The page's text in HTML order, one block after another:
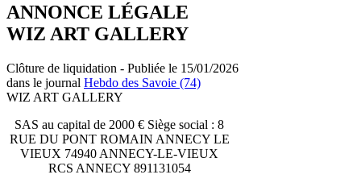
ANNONCE LÉGALE
WIZ ART GALLERY
Clôture de liquidation - Publiée le 15/01/2026
dans le journal Hebdo des Savoie (74)
WIZ ART GALLERY
SAS au capital de 2000 € Siège social : 8
RUE DU PONT ROMAIN ANNECY LE
VIEUX 74940 ANNECY-LE-VIEUX
RCS ANNECY 891131054